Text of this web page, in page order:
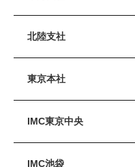
北陸支社
東京本社
IMC東京中央
IMC池袋